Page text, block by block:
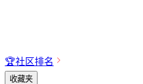
🏆社区排名
收藏夹